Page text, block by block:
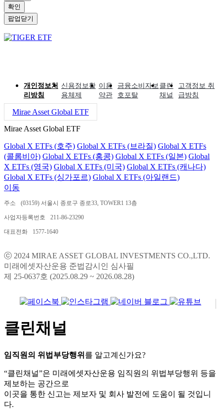
확인
팝업닫기
개인정보처
리방침
신용정보활
용체제
이용
약관
금융소비자보
호포탈
클린
채널
고객정보 취
급방침
Mirae Asset Global ETF
Mirae Asset Global ETF
Global X ETFs (호주) Global X ETFs (브라질) Global X ETFs
(콜롬비아) Global X ETFs (홍콩) Global X ETFs (일본) Global
X ETFs (영국) Global X ETFs (미국) Global X ETFs (캐나다)
Global X ETFs (싱가포르) Global X ETFs (아일랜드)
이동
주소 (03159) 서울시 종로구 종로33, TOWER1 13층
사업자등록번호 211-86-23290
대표전화 1577-1640
ⓒ 2024 MIRAE ASSET GLOBAL INVESTMENTS CO.,LTD.
미래에셋자산운용 준법감시인 심사필
제 25-0637호 (2025.08.29 ~ 2026.08.28)
클린채널
임직원의 위법부당행위 를 알고계신가요?
“클린채널”은 미래에셋자산운용 임직원의 위법부당행위 등을
제보하는 공간으로
이곳을 통한 신고는 제보자 및 회사 발전에 도움이 될 것입니
다.